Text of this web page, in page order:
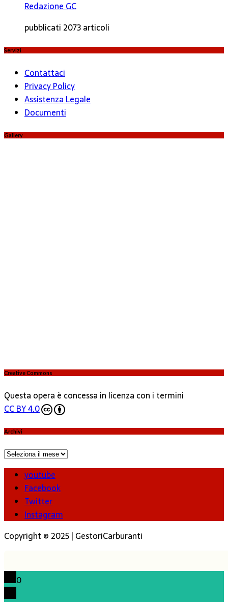
Redazione GC
pubblicati 2073 articoli
Servizi
Contattaci
Privacy Policy
Assistenza Legale
Documenti
Gallery
Creative Commons
Questa opera è concessa in licenza con i termini
CC BY 4.0
Archivi
Archivi
youtube
Facebook
Twitter
Instagram
Copyright © 2025 | GestoriCarburanti
0